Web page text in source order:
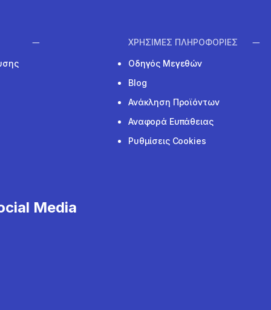
ΧΡΗΣΙΜΕΣ ΠΛΗΡΟΦΟΡΙΕΣ
Οδηγός Μεγεθών
Blog
Ανάκληση Προϊόντων
Αναφορά Ευπάθειας
Ρυθμίσεις Cookies
Media